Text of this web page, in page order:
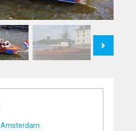
Amsterdam